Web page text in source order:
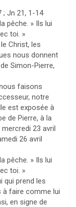
; Jn 21, 1-14
pêche. » Ils lui
toi. »
Christ, les
nous donnent
Simon-Pierre,
faisons
notre
est exposée à
de Pierre, à la
23 avril
26 avril
pêche. » Ils lui
toi. »
qui prend les
à faire comme lui
en signe de